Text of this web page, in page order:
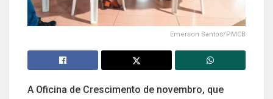
Emerson Santos/PMCB
A Oficina de Crescimento de novembro, que